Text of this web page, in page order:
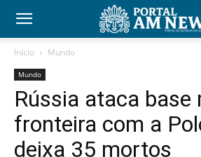
Início Mundo
Mundo
Rússia ataca base
fronteira com a
deixa 35 mortos